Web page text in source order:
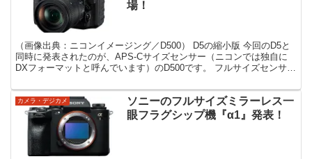
場！
（画像出典：ニコンイメージング／D500） D5の縮小版 今回のD5と
同時に発表されたのが、APS-Cサイズセンサー（ニコンでは独自に
DXフォーマットと呼んでいます）のD500です。 フルサイズセンサー
カメラ・デジカメ
ソニーのフルサイズミラーレス一
眼フラグシップ機『α1』発表！